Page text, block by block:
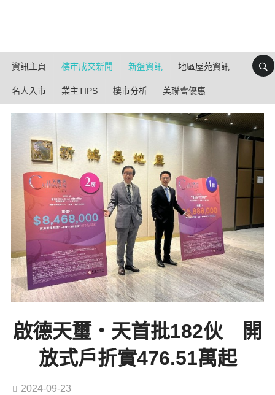
資訊主頁 樓市成交新聞 新盤資訊 地區屋苑資訊
名人入市 業主TIPS 樓市分析 美聯會優惠
啟德天璽‧天首批182伙 開
放式戶折實476.51萬起
2024-09-23